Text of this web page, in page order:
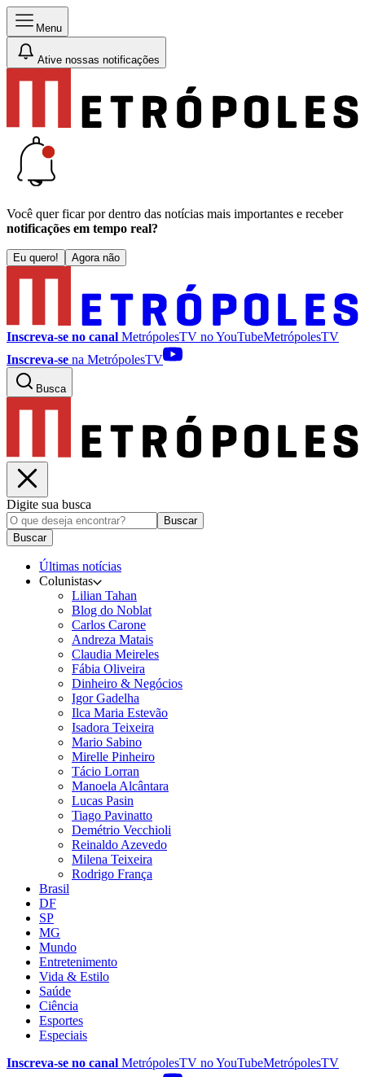
Menu
Ative nossas notificações
Você quer ficar por dentro das notícias mais importantes e receber
notificações em tempo real?
Eu quero! Agora não
Inscreva-se no canal MetrópolesTV noYouTubeMetrópolesTV
Inscreva-se na MetrópolesTV
Busca
Digite sua busca
Buscar
Buscar
Últimas notícias
Colunistas
Lilian Tahan
Blog do Noblat
Carlos Carone
Andreza Matais
Claudia Meireles
Fábia Oliveira
Dinheiro & Negócios
Igor Gadelha
Ilca Maria Estevão
Isadora Teixeira
Mario Sabino
Mirelle Pinheiro
Tácio Lorran
Manoela Alcântara
Lucas Pasin
Tiago Pavinatto
Demétrio Vecchioli
Reinaldo Azevedo
Milena Teixeira
Rodrigo França
Brasil
DF
SP
MG
Mundo
Entretenimento
Vida & Estilo
Saúde
Ciência
Esportes
Especiais
Inscreva-se no canal MetrópolesTV noYouTubeMetrópolesTV